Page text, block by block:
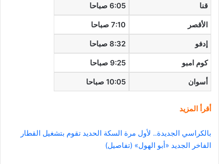
قنا 6:05 صباحا
الأقصر 7:10 صباحا
إدفو 8:32 صباحا
كوم امبو 9:25 صباحا
أسوان 10:05 صباحا
أقرأ المزيد
بالكراسي الجديدة.. لأول مرة السكة الحديد تقوم بتشغيل القطار
الفاخر الجديد «أبو الهول» (تفاصيل)